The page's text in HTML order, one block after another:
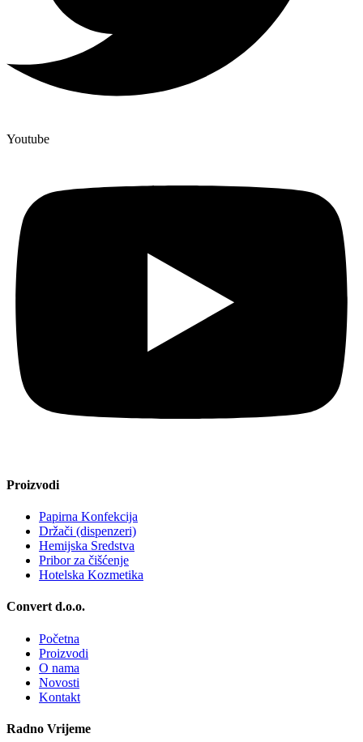
Youtube
Proizvodi
Papirna Konfekcija
Držači (dispenzeri)
Hemijska Sredstva
Pribor za čišćenje
Hotelska Kozmetika
Convert d.o.o.
Početna
Proizvodi
O nama
Novosti
Kontakt
Radno Vrijeme